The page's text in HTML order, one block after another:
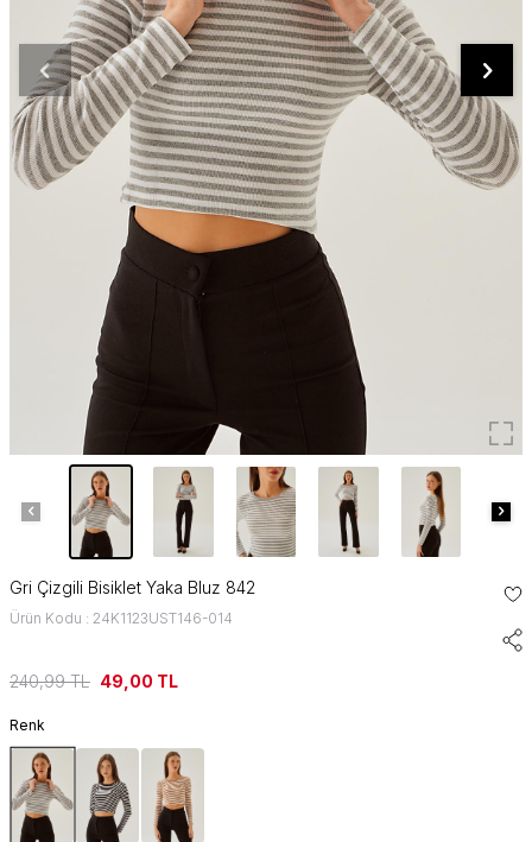
Gri Çizgili Bisiklet Yaka Bluz 842
Ürün Kodu : 24K1123UST146-014
240,99TL 49,00 TL
Renk